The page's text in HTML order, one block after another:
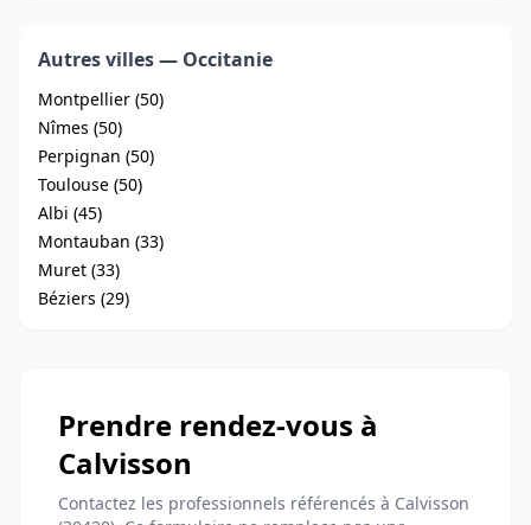
Autres villes — Occitanie
Montpellier (50)
Nîmes (50)
Perpignan (50)
Toulouse (50)
Albi (45)
Montauban (33)
Muret (33)
Béziers (29)
Prendre rendez-vous à
Calvisson
Contactez les professionnels référencés à Calvisson